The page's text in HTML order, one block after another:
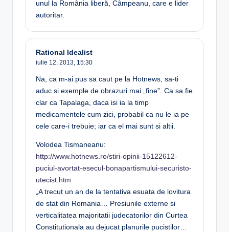
unul la România liberă, Câmpeanu, care e lider
autoritar.
Rational Idealist
iulie 12, 2013, 15:30
Na, ca m-ai pus sa caut pe la Hotnews, sa-ti
aduc si exemple de obrazuri mai „fine”. Ca sa fie
clar ca Tapalaga, daca isi ia la timp
medicamentele cum zici, probabil ca nu le ia pe
cele care-i trebuie; iar ca el mai sunt si altii.
Volodea Tismaneanu:
http://www.hotnews.ro/stiri-opinii-15122612-
puciul-avortat-esecul-bonapartismului-securisto-
utecist.htm
„A trecut un an de la tentativa esuata de lovitura
de stat din Romania… Presiunile externe si
verticalitatea majoritatii judecatorilor din Curtea
Constitutionala au dejucat planurile pucistilor…